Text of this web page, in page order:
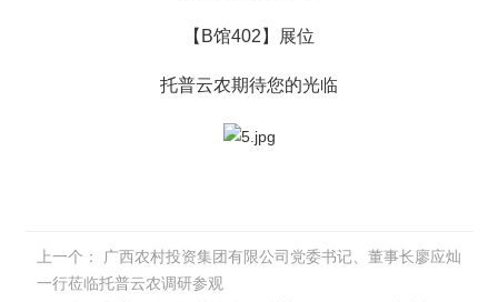
【B馆402】展位
托普云农期待您的光临
上一个：
广西农村投资集团有限公司党委书记、董事长廖应灿
一行莅临托普云农调研参观